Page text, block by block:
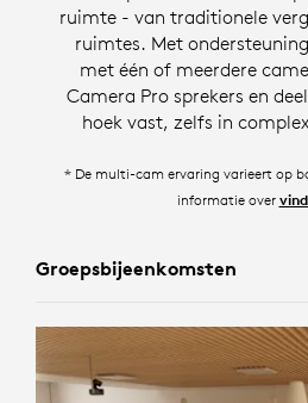
* schermafbeelding
ruimte.
* schermafbeelding
Speaker View** is ontworpen
presentaties of individuele
camera op één actieve
* schermafbeelding
Camera Zone elimineert
wanden en grote ramen door
moet worden gebracht met
rechts, links en
* schermafbeelding
ruimte - van traditionele
ruimtes. Met
met één of meerdere
Camera Pro sprekers en
hoek vast, zelfs in
* De multi-cam ervaring varieert op
informatie over
Groepsbijeenkomsten